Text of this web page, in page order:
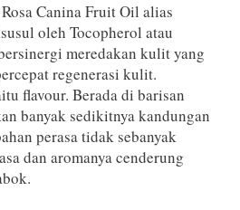
Canina Fruit Oil alias
oleh Tocopherol atau
meredakan kulit yang
regenerasi kulit.
flavour. Berada di barisan
banyak sedikitnya kandungan
perasa tidak sebanyak
dan aromanya cenderung